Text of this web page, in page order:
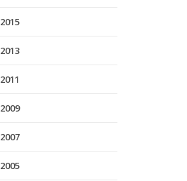
2015
2013
2011
2009
2007
2005